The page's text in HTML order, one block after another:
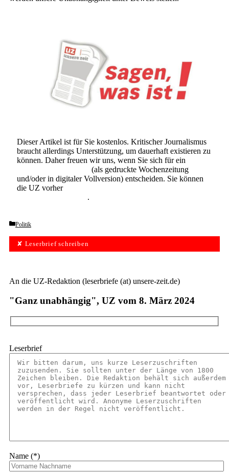
Dieser Artikel ist für Sie kostenlos. Kritischer Journalismus
braucht allerdings Unterstützung, um dauerhaft existieren zu
können. Daher freuen wir uns, wenn Sie sich für ein
(als gedruckte Wochenzeitung
und/oder in digitaler Vollversion) entscheiden. Sie können
die UZ vorher
.
Categories
Politik
✘ Leserbrief schreiben
An die UZ-Redaktion (leserbriefe (at) unsere-zeit.de)
"Ganz unabhängig", UZ vom 8. März 2024
Leserbrief
Name (*)